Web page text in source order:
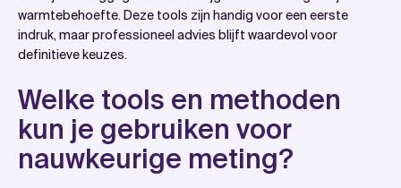
warmtebehoefte. Deze tools zijn handig voor een eerste
indruk, maar professioneel advies blijft waardevol voor
definitieve keuzes.
Welke tools en methoden
kun je gebruiken voor
nauwkeurige meting?